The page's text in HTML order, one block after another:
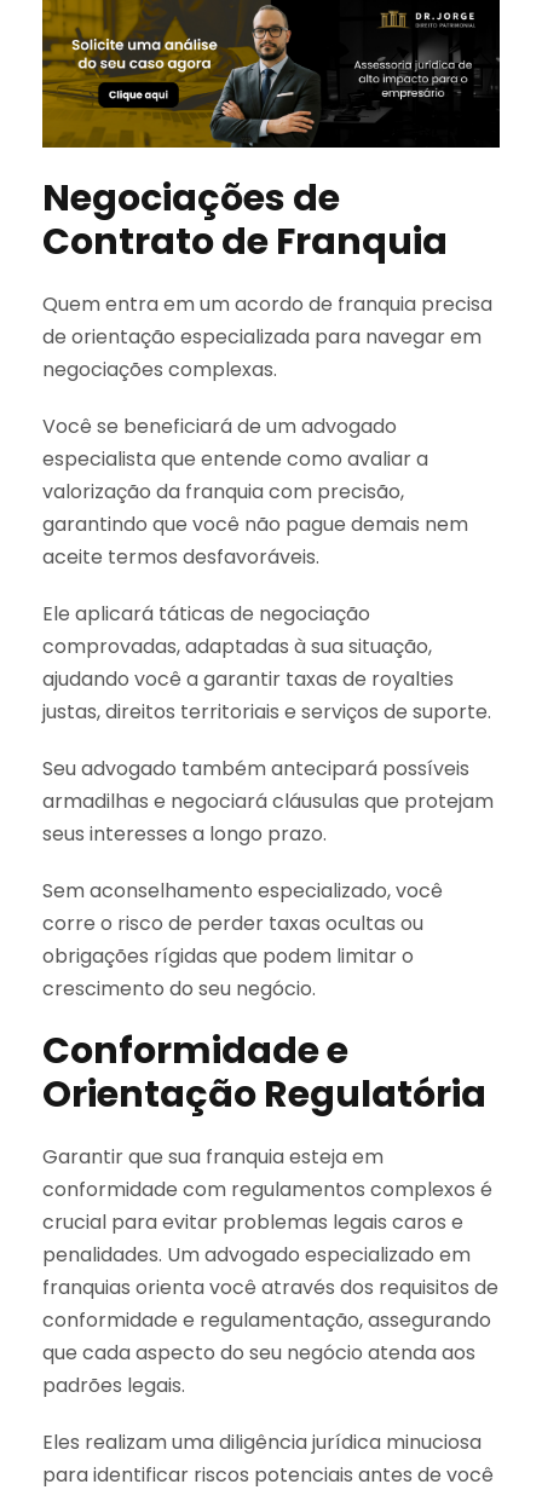
Negociações de
Contrato de Franquia
Quem entra em um acordo de franquia precisa
de orientação especializada para navegar em
negociações complexas.
Você se beneficiará de um advogado
especialista que entende como avaliar a
valorização da franquia com precisão,
garantindo que você não pague demais nem
aceite termos desfavoráveis.
Ele aplicará táticas de negociação
comprovadas, adaptadas à sua situação,
ajudando você a garantir taxas de royalties
justas, direitos territoriais e serviços de suporte.
Seu advogado também antecipará possíveis
armadilhas e negociará cláusulas que protejam
seus interesses a longo prazo.
Sem aconselhamento especializado, você
corre o risco de perder taxas ocultas ou
obrigações rígidas que podem limitar o
crescimento do seu negócio.
Conformidade e
Orientação Regulatória
Garantir que sua franquia esteja em
conformidade com regulamentos complexos é
crucial para evitar problemas legais caros e
penalidades. Um advogado especializado em
franquias orienta você através dos requisitos de
conformidade e regulamentação, assegurando
que cada aspecto do seu negócio atenda aos
padrões legais.
Eles realizam uma diligência jurídica minuciosa
para identificar riscos potenciais antes de você